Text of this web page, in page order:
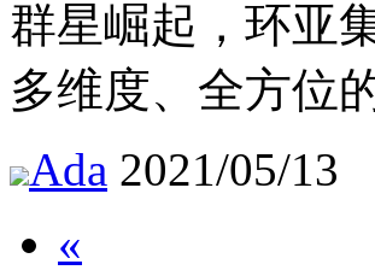
群星崛起，环亚
多维度、全方位
Ada 2021/05/13
«